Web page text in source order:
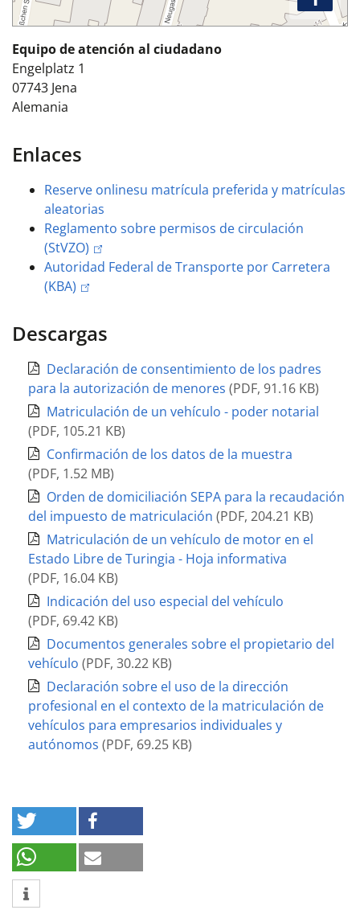
Equipo de atención al ciudadano
Engelplatz 1
07743 Jena
Alemania
Enlaces
Reserve onlinesu matrícula preferida y matrículas
aleatorias
Reglamento sobre permisos de circulación
(StVZO)
Autoridad Federal de Transporte por Carretera
(KBA)
Descargas
Declaración de consentimiento de los padres
para la autorización de menores (PDF, 91.16 KB)
Matriculación de un vehículo - poder notarial
(PDF, 105.21 KB)
Confirmación de los datos de la muestra
(PDF, 1.52 MB)
Orden de domiciliación SEPA para la recaudación
del impuesto de matriculación (PDF, 204.21 KB)
Matriculación de un vehículo de motor en el
Estado Libre de Turingia - Hoja informativa
(PDF, 16.04 KB)
Indicación del uso especial del vehículo
(PDF, 69.42 KB)
Documentos generales sobre el propietario del
vehículo (PDF, 30.22 KB)
Declaración sobre el uso de la dirección
profesional en el contexto de la matriculación de
vehículos para empresarios individuales y
autónomos (PDF, 69.25 KB)